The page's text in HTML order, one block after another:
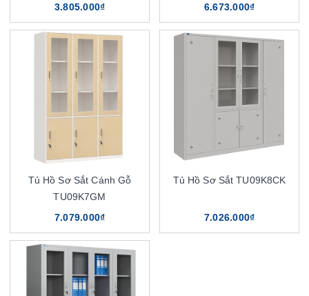
3.805.000₫
6.673.000₫
Tủ Hồ Sơ Sắt Cánh Gỗ
TU09K7GM
7.079.000₫
Tủ Hồ Sơ Sắt TU09K8CK
7.026.000₫